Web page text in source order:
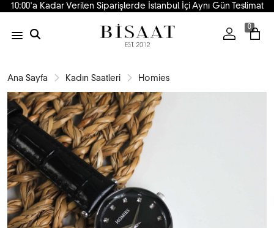
10:00'a Kadar Verilen Siparişlerde İstanbul İçi Aynı Gün Teslimat
0
Ana Sayfa Kadın Saatleri Homies